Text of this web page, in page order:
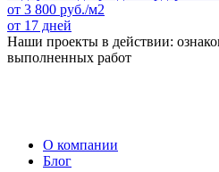
от 3 800 руб./м2
от 17 дней
Наши проекты в действии:
выполненных работ
О компании
Блог